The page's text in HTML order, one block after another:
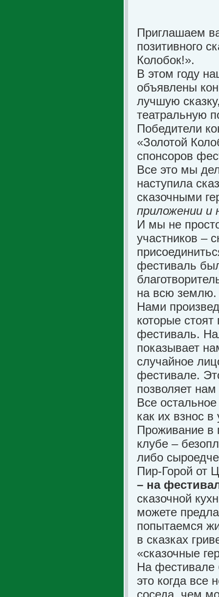
Приглашаем
позитивного
Колобок!».
В этом году
объявлены
лучшую
театральную
Победители
«Золотой
спонсоров
Все это мы
наступила
сказочными
приложении и
И мы не
участников –
фестиваль
на всю землю.
Нами
которые
фестиваль.
показывает
случайное
фестивале.
позволяет
Все
как их взнос
Проживание в
клубе –
либо
Пир-Горой от
– на
сказочной
можете
попытаемся
в сказках
«сказочные
На фестивале
это когда все
соседа, чем